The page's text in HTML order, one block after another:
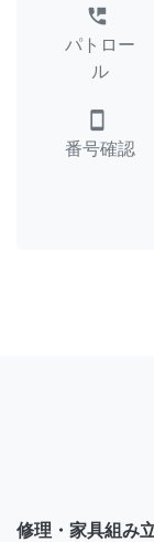
perm_phone_msg
パトロー
ル
smartphone
番号確認
修理・家具組み